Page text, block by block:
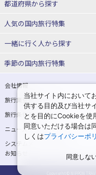
宮城県
山形県
関東
埼玉県
茨城県
北陸
青森県ホテル・旅館
宮城県ホテル・旅館
山形県ホテル・旅館
東京都ホテル・旅館
埼玉県ホテル・旅館
茨城県ホテル・旅館
群馬県ホテル・旅館
北海道
湯の川温泉(北海道)
十勝川温泉(北海道)
洞爺湖温泉(北海道)
層雲峡温泉(北海道)
東北
花巻温泉(岩手)
かみのやま温泉(山形)
秋保温泉(宮城)
都道府県から探す
北海道旅行・ツアー
東北
青森旅行・ツアー
宮城旅行・ツアー
山形旅行・ツアー
東京旅行・ツアー
人気の国内旅行特集
東京ディズニーリゾート®への旅
一緒に行く人から探す
一人旅 国内版
カップル・夫婦旅行 国内版
卒業旅行・学生旅行 国内版
季節の国内旅行特集
桜・お花見特集
夏休み・お盆の国内旅行
8月の国内旅行
10月の国内旅行
紅葉旅行
会社情報
旅行業登録票・約款
旅行条件書
ニュースリリース
システムメンテナンスの
お知らせ
当社サイト内において
供する目的及び当社サ
とを目的にCookieを使
同意いただける場合は
しくはプライバシーポ
同意しな